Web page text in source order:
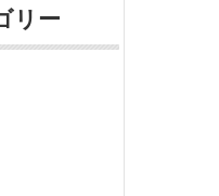
リー